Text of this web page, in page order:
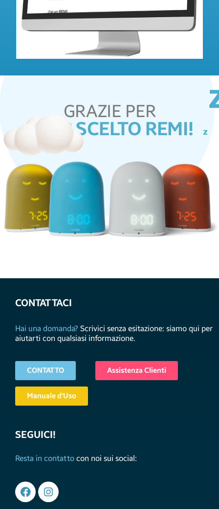
GRAZIE PER
AVER SCELTO REMI!
CONTATTACI
Hai una domanda? Scrivici senza esitazione: siamo qui per
aiutarti con qualsiasi informazione.
CONTATTO Assistenza Clienti
Manuale d'Uso
SEGUICI!
Resta in contatto con noi sui social: